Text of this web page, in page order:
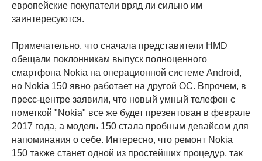
европейские покупатели вряд ли сильно им
заинтересуются.
Примечательно, что сначала представители HMD
обещали поклонникам выпуск полноценного
смартфона Nokia на операционной системе Android,
но Nokia 150 явно работает на другой ОС. Впрочем, в
пресс-центре заявили, что новый умный телефон с
пометкой "Nokia" все же будет презентован в феврале
2017 года, а модель 150 стала пробным девайсом для
напоминания о себе. Интересно, что ремонт Nokia
150 также станет одной из простейших процедур, так